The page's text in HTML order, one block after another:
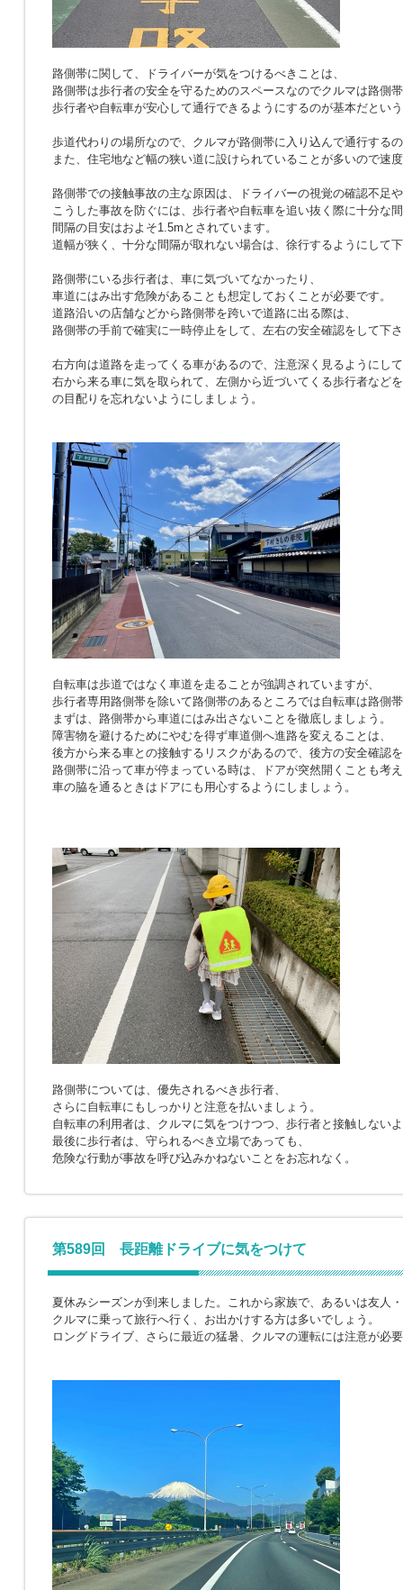
路側帯に関して、ドライバーが気をつけるべきことは、
路側帯は歩行者の安全を守るためのスペースなのでクルマは路側
歩行者や自転車が安心して通行できるようにするのが基本だとい
歩道代わりの場所なので、クルマが路側帯に入り込んで通行する
また、住宅地など幅の狭い道に設けられていることが多いので速
路側帯での接触事故の主な原因は、ドライバーの視覚の確認不足
こうした事故を防ぐには、歩行者や自転車を追い抜く際に十分な
間隔の目安はおよそ1.5mとされています。
道幅が狭く、十分な間隔が取れない場合は、徐行するようにして
路側帯にいる歩行者は、車に気づいてなかったり、
車道にはみ出す危険があることも想定しておくことが必要です。
道路沿いの店舗などから路側帯を跨いで道路に出る際は、
路側帯の手前で確実に一時停止をして、左右の安全確認をして下
右方向は道路を走ってくる車があるので、注意深く見るようにし
右から来る車に気を取られて、左側から近づいてくる歩行者など
の目配りを忘れないようにしましょう。
自転車は歩道ではなく車道を走ることが強調されていますが、
歩行者専用路側帯を除いて路側帯のあるところでは自転車は路側
まずは、路側帯から車道にはみ出さないことを徹底しましょう。
障害物を避けるためにやむを得ず車道側へ進路を変えることは、
後方から来る車との接触するリスクがあるので、後方の安全確認
路側帯に沿って車が停まっている時は、ドアが突然開くことも考
車の脇を通るときはドアにも用心するようにしましょう。
路側帯については、優先されるべき歩行者、
さらに自転車にもしっかりと注意を払いましょう。
自転車の利用者は、クルマに気をつけつつ、歩行者と接触しない
最後に歩行者は、守られるべき立場であっても、
危険な行動が事故を呼び込みかねないことをお忘れなく。
第589回 長距離ドライブに気をつけて
夏休みシーズンが到来しました。これから家族で、あるいは友人
クルマに乗って旅行へ行く、お出かけする方は多いでしょう。
ロングドライブ、さらに最近の猛暑、クルマの運転には注意が必